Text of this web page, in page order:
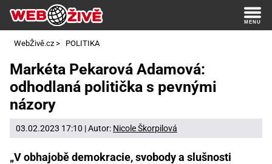
WebŽivě.cz > POLITIKA
Markéta Pekarová Adamová:
odhodlaná politička s pevnými
názory
03.02.2023 17:10 | Autor: Nicole Škorpilová
„V obhajobě demokracie, svobody a slušnosti